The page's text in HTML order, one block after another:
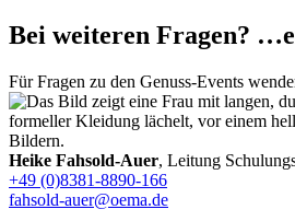
Bei weiteren Fragen?
Für Fragen zu den Genuss-Events
Heike Fahsold-Auer, Leitung
+49 (0)8381-8890-166
fahsold-auer@oema.de